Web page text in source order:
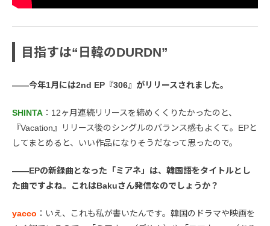
目指すは“日韓のDURDN”
――今年1月には2nd EP『306』がリリースされました。
SHINTA ：12ヶ月連続リリースを締めくくりたかったのと、
『Vacation』リリース後のシングルのバランス感もよくて。EPと
してまとめると、いい作品になりそうだなって思ったので。
――EPの新録曲となった「ミアネ」は、韓国語をタイトルとし
た曲ですよね。これはBakuさん発信なのでしょうか？
yacco ：いえ、これも私が書いたんです。韓国のドラマや映画を